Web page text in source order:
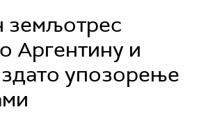
земљотрес
Аргентину и
упозорење